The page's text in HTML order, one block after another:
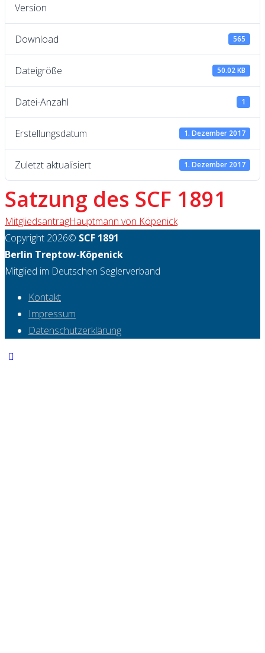
Version
Download 565
Dateigröße 50.02 KB
Datei-Anzahl 1
Erstellungsdatum 1. Dezember 2017
Zuletzt aktualisiert 1. Dezember 2017
Satzung des SCF 1891
MitgliedsantragHauptmann von Köpenick
Copyright 2026© SCF 1891
Berlin Treptow-Köpenick
Mitglied im Deutschen Seglerverband
Kontakt
Impressum
Datenschutzerklärung